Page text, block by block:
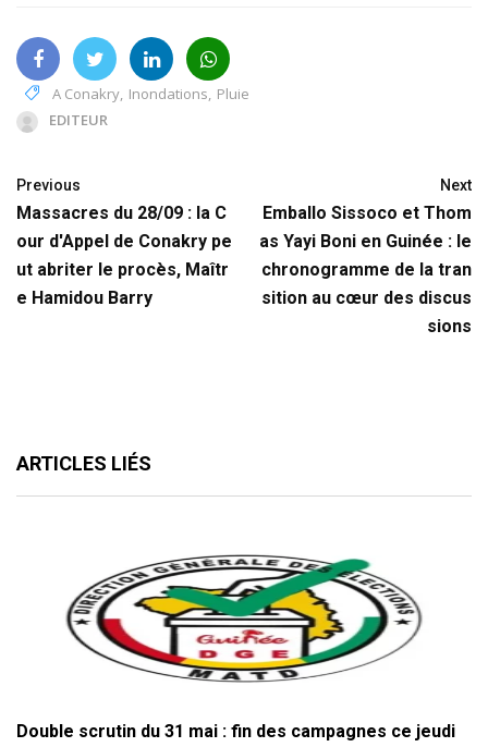
A Conakry, Inondations, Pluie
EDITEUR
Previous
Massacres du 28/09 : la C
our d'Appel de Conakry pe
ut abriter le procès, Maîtr
e Hamidou Barry
Next
Emballo Sissoco et Thom
as Yayi Boni en Guinée : le
chronogramme de la tran
sition au cœur des discus
sions
ARTICLES LIÉS
Double scrutin du 31 mai : fin des campagnes ce jeudi